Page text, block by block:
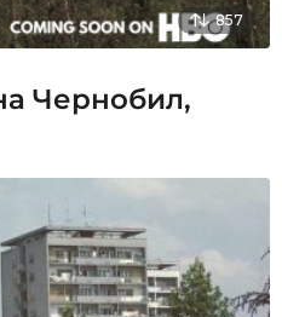
857
Чернобил,